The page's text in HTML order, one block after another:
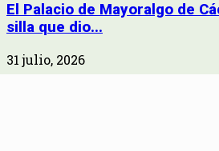
El Palacio de Mayoralgo de
silla que dio...
31 julio, 2026